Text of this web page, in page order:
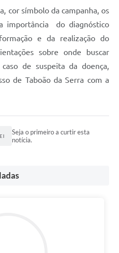
cor símbolo da campanha, os
importância do diagnóstico
e da realização do
sobre onde buscar
de suspeita da doença,
de Taboão da Serra com a
Seja o primeiro a curtir esta
notícia.